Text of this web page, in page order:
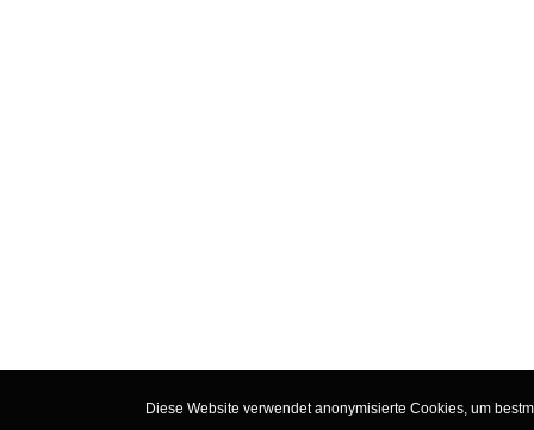
Diese Website verwendet anonymisierte Cookies, um